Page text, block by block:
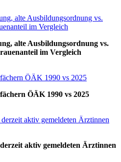
alte Ausbildungsordnung vs.
im Vergleich
ÖÄK 1990 vs 2025
aktiv gemeldeten Ärztinnen